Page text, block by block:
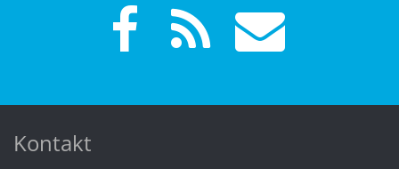
Kontakt